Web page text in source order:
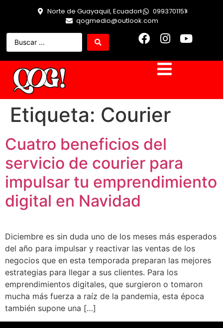
Norte de Guayaquil, Ecuador
0993701151
qogmedio@outlook.com
Etiqueta: Courier
Cuatro beneficios del
servicio de courier para
impulsar tu emprendimiento
digital en Navidad
Diciembre es sin duda uno de los meses más esperados
del año para impulsar y reactivar las ventas de los
negocios que en esta temporada preparan las mejores
estrategias para llegar a sus clientes. Para los
emprendimientos digitales, que surgieron o tomaron
mucha más fuerza a raíz de la pandemia, esta época
también supone una […]